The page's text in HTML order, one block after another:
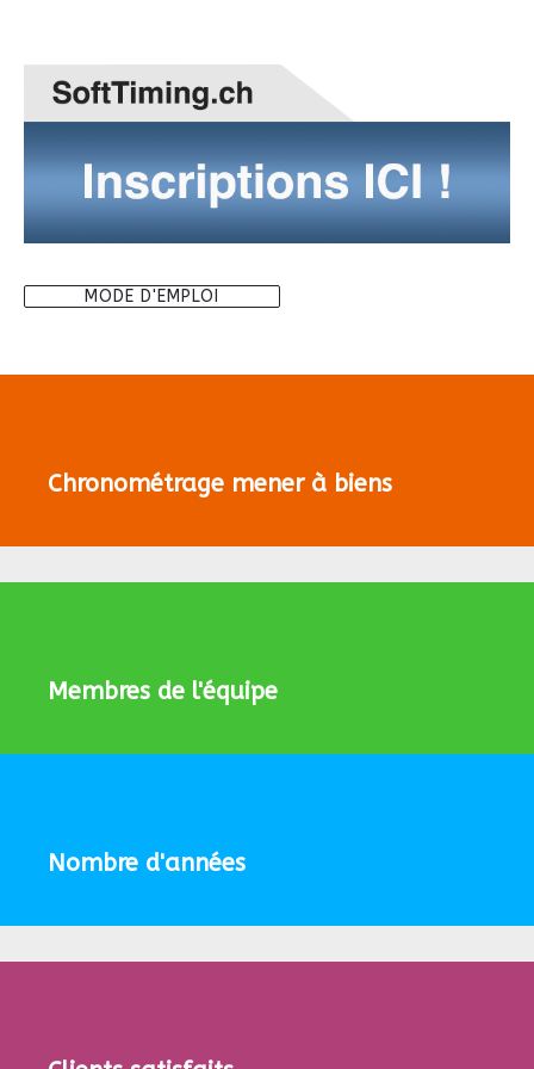
MODE D'EMPLOI
Chronométrage mener à biens
Membres de l'équipe
Nombre d'années